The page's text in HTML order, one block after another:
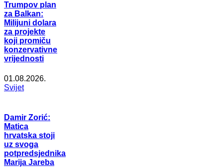
Trumpov plan
za Balkan:
Milijuni dolara
za projekte
koji promiču
konzervativne
vrijednosti
01.08.2026.
Svijet
Damir Zorić:
Matica
hrvatska stoji
uz svoga
potpredsjednika
Marija Jareba